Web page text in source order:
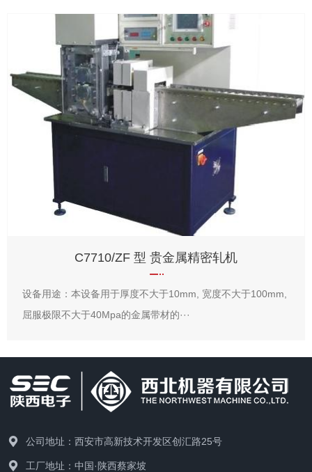
C7710/ZF 型 贵金属精密轧机
设备用途：本设备用于厚度不大于10mm, 宽度不大于100mm,
屈服极限不大于40Mpa的金属带材的···
公司地址：西安市高新技术开发区创汇路25号
工厂地址：中国·陕西蔡家坡